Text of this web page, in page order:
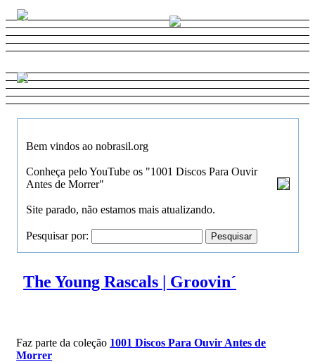
Bem vindos ao nobrasil.org
Conheça pelo YouTube os "1001 Discos Para Ouvir
Antes de Morrer"
Site parado, não estamos mais atualizando.
Pesquisar por:
The Young Rascals | Groovin´
Faz parte da coleção 1001 Discos Para Ouvir Antes de
Morrer